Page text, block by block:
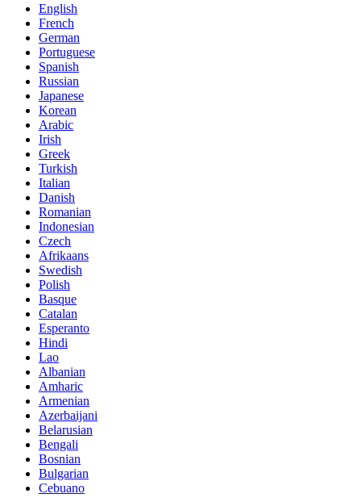
English
French
German
Portuguese
Spanish
Russian
Japanese
Korean
Arabic
Irish
Greek
Turkish
Italian
Danish
Romanian
Indonesian
Czech
Afrikaans
Swedish
Polish
Basque
Catalan
Esperanto
Hindi
Lao
Albanian
Amharic
Armenian
Azerbaijani
Belarusian
Bengali
Bosnian
Bulgarian
Cebuano